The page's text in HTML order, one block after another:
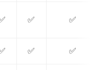
✅ ✅
✅ ✅